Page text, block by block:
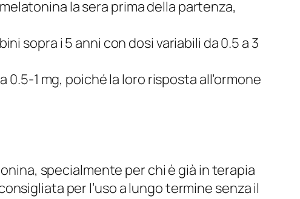
la sera prima della partenza,
sopra i 5 anni con dosi variabili da 0.5 a 3
1 mg, poiché la loro risposta all’ormone
specialmente per chi è già in terapia
per l’uso a lungo termine senza il